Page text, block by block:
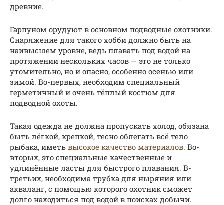
древние.
Гарпуном орудуют в основном подводные охотники.
Снаряжение для такого хобби должно быть на
наивысшем уровне, ведь плавать под водой на
протяжении нескольких часов — это не только
утомительно, но и опасно, особенно осенью или
зимой. Во-первых, необходим специальный
герметичный и очень тёплый костюм для
подводной охоты.
Такая одежда не должна пропускать холод, обязана
быть лёгкой, крепкой, тесно облегать всё тело
рыбака, иметь высокое качество материалов. Во-
вторых, это специальные качественные и
удлинённые ласты для быстрого плавания. В-
третьих, необходима трубка для ныряния или
акваланг, с помощью которого охотник сможет
долго находиться под водой в поисках добычи.